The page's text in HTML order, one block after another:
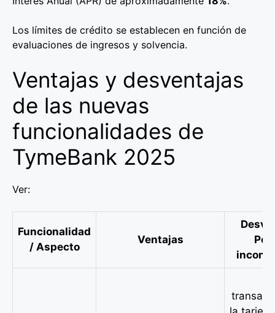
Los límites de crédito se establecen en función de
evaluaciones de ingresos y solvencia.
Ventajas y desventajas
de las nuevas
funcionalidades de
TymeBank 2025
Ver:
Funcionalidad
/ Aspecto
Ventajas